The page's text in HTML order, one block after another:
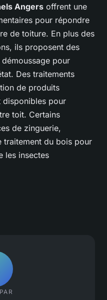
Angers offrent une
pour répondre
de toiture. En plus des
ils proposent des
pour
Des traitements
de produits
disponibles pour
toit. Certains
de zinguerie,
traitement du bois pour
les insectes